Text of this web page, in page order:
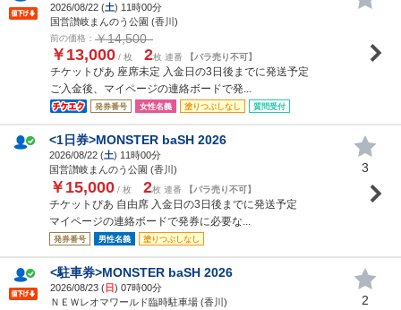
2026/08/22 (土) 11時00分
国営讃岐まんのう公園 (香川)
前の価格： ￥14,500
￥13,000 / 枚 2枚 連番 【バラ売り不可】
チケットぴあ 座席未定 入金日の3日後までに発送予定
ご入金後、マイページの連絡ボードで発...
発券番号 女性名義 塗りつぶしなし 質問受付
<1日券>MONSTER baSH 2026
2026/08/22 (土) 11時00分
国営讃岐まんのう公園 (香川)
￥15,000 / 枚 2枚 連番 【バラ売り不可】
チケットぴあ 自由席 入金日の3日後までに発送予定
マイページの連絡ボードで発券に必要な...
発券番号 男性名義 塗りつぶしなし
3
<駐車券>MONSTER baSH 2026
2026/08/23 (日) 07時00分
ＮＥＷレオマワールド臨時駐車場 (香川)
2